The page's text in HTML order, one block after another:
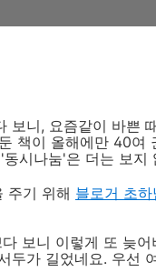
보니, 요즘같이 바쁜
책이 올해에만 40여
시나눔'은 더는 보지
주기 위해 블로거 초하
보니 이렇게 또 늦어
두가 길었네요. 우선